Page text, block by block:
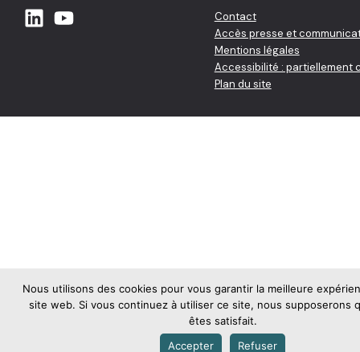
Contact
Accès presse et
Mentions légales
Accessibilité : partiellement
Plan du site
Nous utilisons des cookies pour vous garantir la meilleure
site web. Si vous continuez à utiliser ce site, nous supposerons
êtes satisfait.
Accepter
Refuser